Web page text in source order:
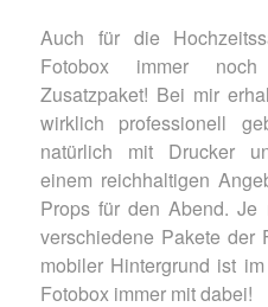
Auch für die
Fotobox immer
Zusatzpaket! Bei mir
wirklich professionell
natürlich mit Drucker
einem reichhaltigen
Props für den Abend. Je
verschiedene Pakete der
mobiler Hintergrund ist
Fotobox immer mit dabei!